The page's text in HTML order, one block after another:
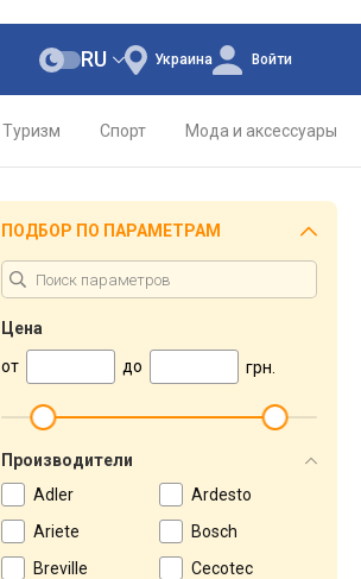
Украина
RU Войти
Туризм Спорт Мода и аксессуары
ПОДБОР ПО ПАРАМЕТРАМ
Цена
от
до грн.
Производители
Adler
Ardesto
Ariete
Bosch
Breville
Cecotec